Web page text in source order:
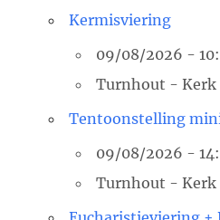
Kermisviering
09/08/2026 -
Turnhout -
Tentoonstelling
09/08/2026 -
Turnhout -